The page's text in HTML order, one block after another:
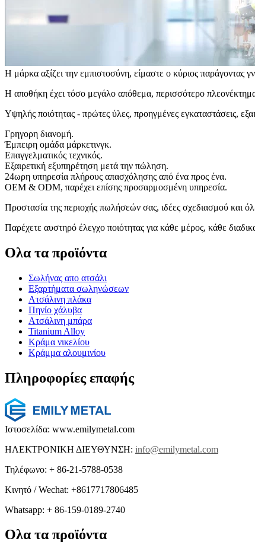
Η μάρκα αξίζει την εμπιστοσύνη, είμαστε ο κύριος
Η αποθήκη έχει τόσο μεγάλο απόθεμα, περισσότερο
Υψηλής ποιότητας - πρώτες ύλες, προηγμένες εγκαταστάσεις,
Γρηγορη διανομή.
Έμπειρη ομάδα μάρκετινγκ.
Επαγγελματικός τεχνικός.
Εξαιρετική εξυπηρέτηση μετά την πώληση.
24ωρη υπηρεσία πλήρους απασχόλησης από ένα προς ένα.
OEM & ODM, παρέχει επίσης προσαρμοσμένη υπηρεσία.
Προστασία της περιοχής πωλήσεών σας, ιδέες σχεδιασμού και
Παρέχετε αυστηρό έλεγχο ποιότητας για κάθε μέρος, κάθε
Ολα τα προϊόντα
Σωλήνας απο ατσάλι
Εξαρτήματα σωληνώσεων
Ατσάλινη πλάκα
Πηνίο χάλυβα
Ατσάλινη μπάρα
Titanium Alloy
Κράμα νικελίου
Κράμμα αλουμινίου
Πληροφορίες επαφής
Ιστοσελίδα: www.emilymetal.com
ΗΛΕΚΤΡΟΝΙΚΗ ΔΙΕΥΘΥΝΣΗ: info@emilymetal.com
Τηλέφωνο: + 86-21-5788-0538
Κινητό / Wechat: +8617717806485
Whatsapp: + 86-159-0189-2740
Ολα τα προϊόντα